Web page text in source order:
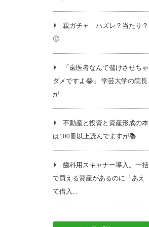
親ガチャ ハズレ？当たり？
🙂
「歯医者なんて儲けさせちゃ
ダメですよ😂」 学芸大学の院長
が...
不動産と投資と資産形成の本
は100冊以上読んでますが📚️
歯科用スキャナー導入。一括
で買える資産があるのに「あえ
て借入...